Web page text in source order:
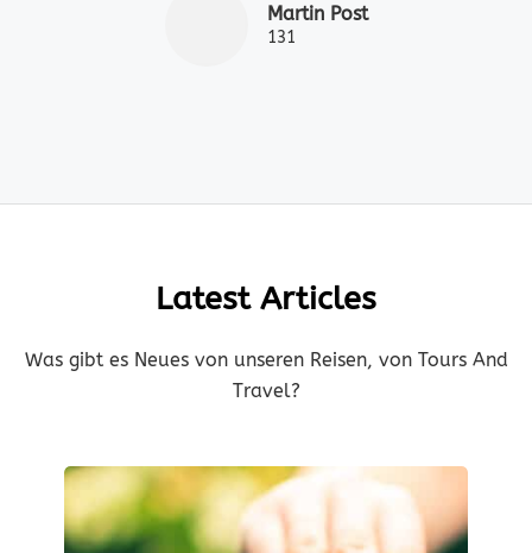
Martin Post
131
Latest Articles
Was gibt es Neues von unseren Reisen, von Tours And
Travel?